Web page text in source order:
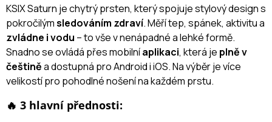
KSIX Saturn je chytrý prsten, který spojuje stylový design s
pokročilýmsledováním zdraví. Měří tep, spánek, aktivitu a
zvládne i vodu – to vše v nenápadné a lehké formě.
Snadno se ovládá přes mobilníaplikaci, která je plně v
češtiněa dostupná pro Android i iOS. Na výběr je více
velikostí pro pohodlné nošení na každém prstu.
🔥 3 hlavní přednosti: